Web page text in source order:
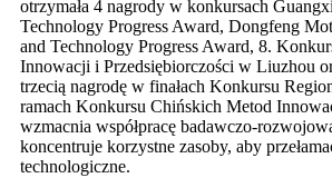
otrzymała 4 nagrody w konkursach
Technology Progress Award, Dongfeng
and Technology Progress Award, 8.
Innowacji i Przedsiębiorczości w Liuzhou
trzecią nagrodę w finałach Konkursu
ramach Konkursu Chińskich Metod
wzmacnia współpracę badawczo-
koncentruje korzystne zasoby, aby
technologiczne.